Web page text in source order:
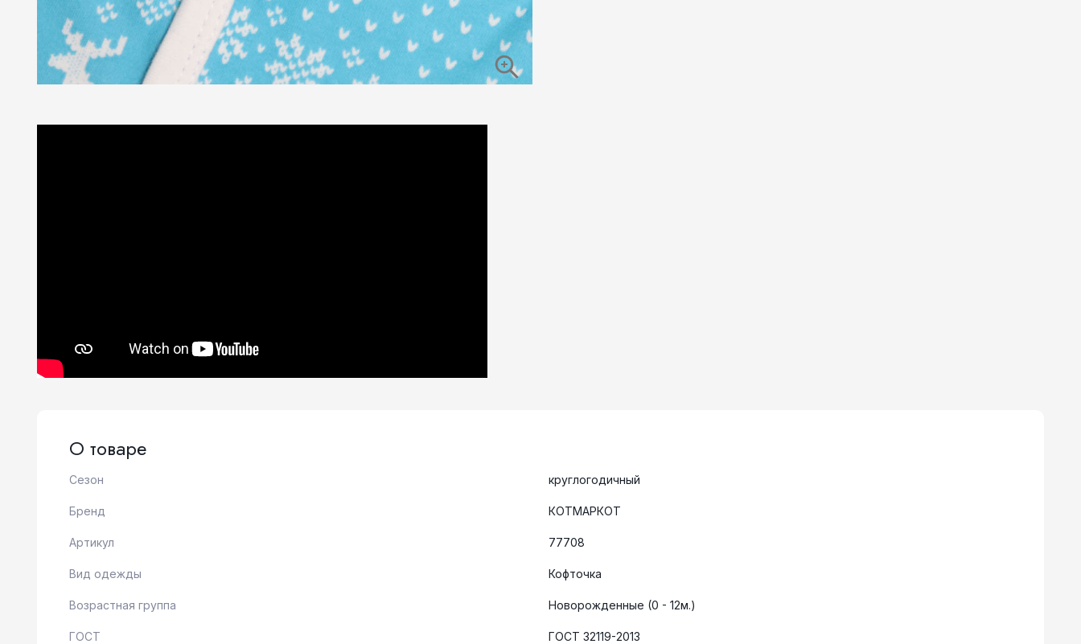
О товаре
Сезон круглогодичный
Бренд КОТМАРКОТ
Артикул 77708
Вид одежды Кофточка
Возрастная группа Новорожденные (0 - 12м.)
ГОСТ ГОСТ 32119-2013